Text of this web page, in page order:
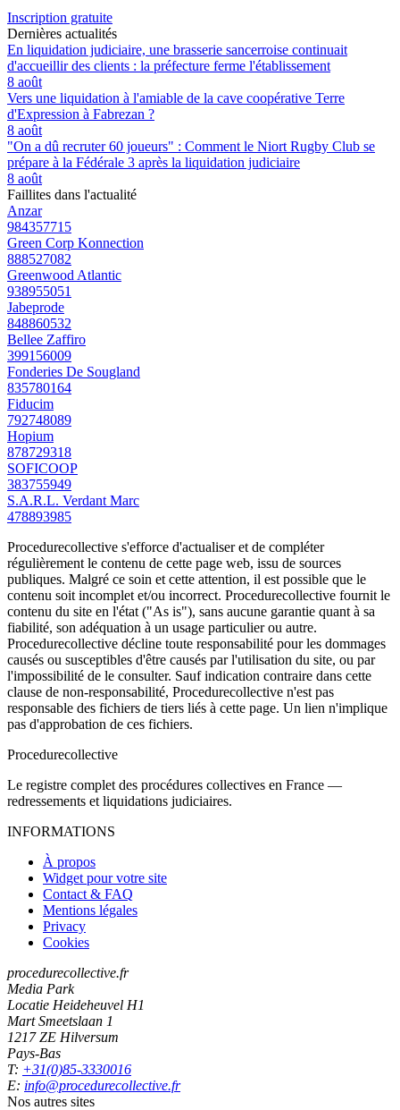
Inscription gratuite
Dernières actualités
En liquidation judiciaire, une brasserie sancerroise continuait
d'accueillir des clients : la préfecture ferme l'établissement
8 août
Vers une liquidation à l'amiable de la cave coopérative Terre
d'Expression à Fabrezan ?
8 août
"On a dû recruter 60 joueurs" : Comment le Niort Rugby Club se
prépare à la Fédérale 3 après la liquidation judiciaire
8 août
Faillites dans l'actualité
Anzar
984357715
Green Corp Konnection
888527082
Greenwood Atlantic
938955051
Jabeprode
848860532
Bellee Zaffiro
399156009
Fonderies De Sougland
835780164
Fiducim
792748089
Hopium
878729318
SOFICOOP
383755949
S.A.R.L. Verdant Marc
478893985
Procedurecollective s'efforce d'actualiser et de compléter
régulièrement le contenu de cette page web, issu de sources
publiques. Malgré ce soin et cette attention, il est possible que le
contenu soit incomplet et/ou incorrect. Procedurecollective fournit le
contenu du site en l'état ("As is"), sans aucune garantie quant à sa
fiabilité, son adéquation à un usage particulier ou autre.
Procedurecollective décline toute responsabilité pour les dommages
causés ou susceptibles d'être causés par l'utilisation du site, ou par
l'impossibilité de le consulter. Sauf indication contraire dans cette
clause de non-responsabilité, Procedurecollective n'est pas
responsable des fichiers de tiers liés à cette page. Un lien n'implique
pas d'approbation de ces fichiers.
Procedurecollective
Le registre complet des procédures collectives en France —
redressements et liquidations judiciaires.
INFORMATIONS
À propos
Widget pour votre site
Contact & FAQ
Mentions légales
Privacy
Cookies
procedurecollective.fr
Media Park
Locatie Heideheuvel H1
Mart Smeetslaan 1
1217 ZE Hilversum
Pays-Bas
T: +31(0)85-3330016
E: info@procedurecollective.fr
Nos autres sites